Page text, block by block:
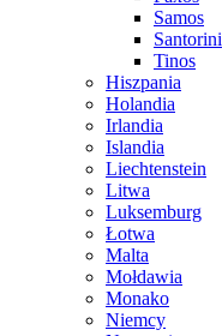
Samos
Santorini
Tinos
Hiszpania
Holandia
Irlandia
Islandia
Liechtenstein
Litwa
Luksemburg
Łotwa
Malta
Mołdawia
Monako
Niemcy